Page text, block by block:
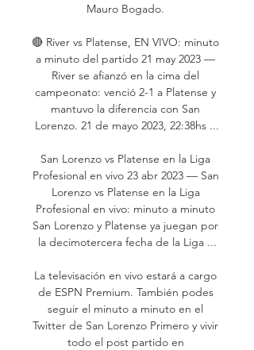
Mauro Bogado.
🔴 River vs Platense, EN VIVO: minuto
a minuto del partido 21 may 2023 —
River se afianzó en la cima del
campeonato: venció 2-1 a Platense y
mantuvo la diferencia con San
Lorenzo. 21 de mayo 2023, 22:38hs ...
San Lorenzo vs Platense en la Liga
Profesional en vivo 23 abr 2023 — San
Lorenzo vs Platense en la Liga
Profesional en vivo: minuto a minuto
San Lorenzo y Platense ya juegan por
la decimotercera fecha de la Liga ...
La televisación en vivo estará a cargo
de ESPN Premium. También podes
seguir el minuto a minuto en el
Twitter de San Lorenzo Primero y vivir
todo el post partido en